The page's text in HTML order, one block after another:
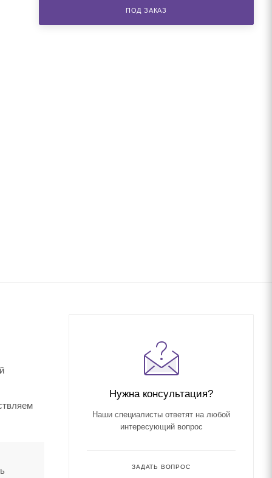
ПОД ЗАКАЗ
Нужна консультация?
Наши специалисты ответят на любой
интересующий вопрос
ЗАДАТЬ ВОПРОС